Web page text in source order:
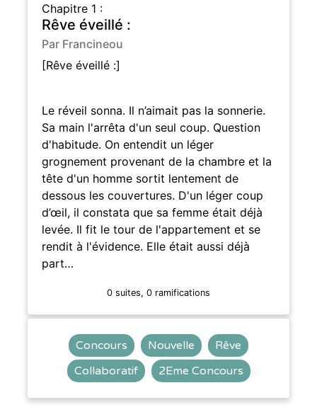
Chapitre 1 :
Rêve éveillé :
Par Francineou
[Rêve éveillé :]
Le réveil sonna. Il n’aimait pas la sonnerie.
Sa main l'arrêta d'un seul coup. Question
d'habitude. On entendit un léger
grognement provenant de la chambre et la
tête d'un homme sortit lentement de
dessous les couvertures. D'un léger coup
d’œil, il constata que sa femme était déjà
levée. Il fit le tour de l'appartement et se
rendit à l'évidence. Elle était aussi déjà
part…
0 suites, 0 ramifications
Concours Nouvelle
Rêve
Collaboratif
2Eme Concours